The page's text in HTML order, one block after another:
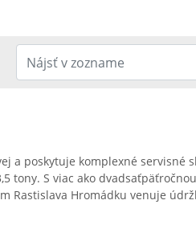
a poskytuje komplexné servisné
tony. S viac ako dvadsaťpäťročnou
Rastislava Hromádku venuje